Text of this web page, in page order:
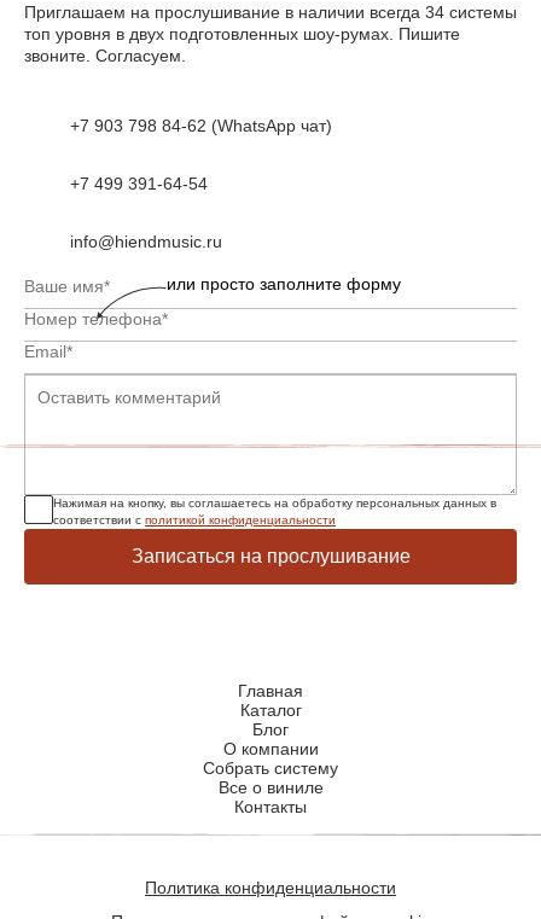
Приглашаем на прослушивание в наличии всегда 34 системы
топ уровня в двух подготовленных шоу-румах. Пишите
звоните. Согласуем.
+7 903 798 84-62 (WhatsApp чат)
+7 499 391-64-54
info@hiendmusic.ru
Нажимая на кнопку, вы соглашаетесь на обработку персональных данных в
соответствии с политикой конфиденциальности
Записаться на прослушивание
или просто заполните форму
Главная
Каталог
Блог
О компании
Собрать систему
Все о виниле
Контакты
Политика конфиденциальности